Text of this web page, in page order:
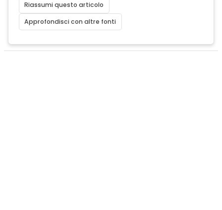
Riassumi questo articolo
Approfondisci con altre fonti